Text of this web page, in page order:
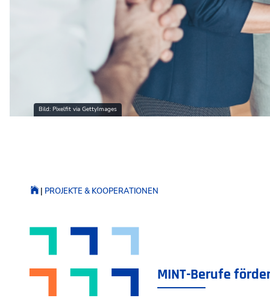
Bild: Suedhang via GettyImages
PROJEKTE & KOOPERATIONEN
MINT-Berufe